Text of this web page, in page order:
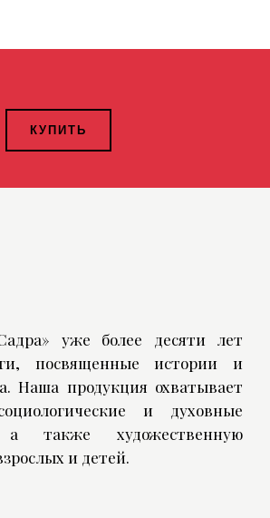
КУПИТЬ
уже более десяти лет
посвященные истории и
Наша продукция охватывает
и духовные
а также художественную
и детей.